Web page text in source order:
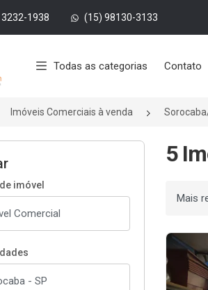
1938 (15) 98130-3133
Todas as categorias Contato
Imóveis Comerciais à venda
imóvel
5